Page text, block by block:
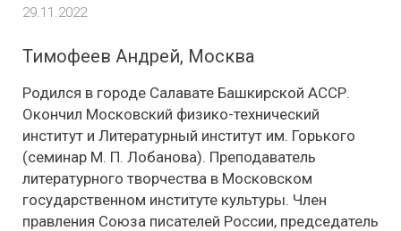
29.11.2022
Тимофеев Андрей, Москва
Родился в городе Салавате Башкирской АССР.
Окончил Московский физико-технический
институт и Литературный институт им. Горького
(семинар М. П. Лобанова). Преподаватель
литературного творчества в Московском
государственном институте культуры. Член
правления Союза писателей России, председатель